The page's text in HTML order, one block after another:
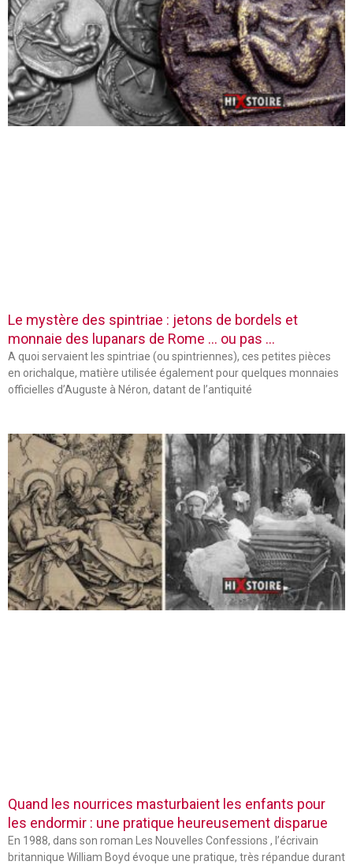
Le mystère des spintriae : jetons de bordels et
monnaie des lupanars de Rome … ou pas …
A quoi servaient les spintriae (ou spintriennes), ces petites pièces
en orichalque, matière utilisée également pour quelques monnaies
officielles d’Auguste à Néron, datant de l’antiquité
Quand les nourrices masturbaient les enfants pour
les endormir : une pratique heureusement disparue
En 1988, dans son roman Les Nouvelles Confessions , l’écrivain
britannique William Boyd évoque une pratique, très répandue durant